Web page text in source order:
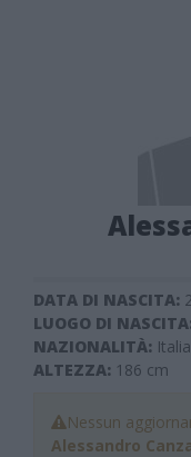
DATA DI NASCITA:
LUOGO DI
NAZIONALITÀ: Italia
ALTEZZA: 186 cm
Nessun
Alessandro